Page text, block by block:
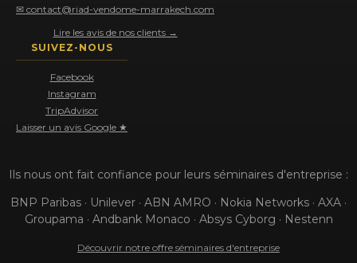
✉ contact@riad-vendome-marrakech.com
Lire les avis de nos clients →
SUIVEZ-NOUS
Facebook
Instagram
TripAdvisor
Laisser un avis Google ★
Ils nous ont fait confiance pour leurs séminaires d'entreprise :
BNP Paribas · Unilever · ABN AMRO · Nokia Networks · AXA ·
Groupama · Andbank Monaco · Absys Cyborg · Nestenn
Découvrir notre offre séminaires d'entreprise